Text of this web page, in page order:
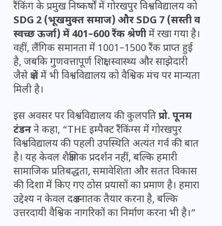
रैंकिंग के प्रमुख निष्कर्षों में गोरखपुर विश्वविद्यालय को
SDG 2 (भूखमुक्त समाज) और SDG 7 (सस्ती व
स्वच्छ ऊर्जा) में 401–600 रैंक श्रेणीमें रखा गया है।
वहीं, लैंगिक समानता में 1001–1500 रैंक प्राप्त हुई
है, जबकि गुणवत्तापूर्ण शिक्षा, स्वास्थ्य और साझेदारी
जैसे क्षेत्रों में भी विश्वविद्यालय को वैश्विक मंच पर मान्यता
मिली है।
इस अवसर पर विश्वविद्यालय की कुलपतिप्रो. पूनम
टंडनने कहा, “THE इम्पैक्ट रैंकिंग्स में गोरखपुर
विश्वविद्यालय की पहली उपस्थिति अत्यंत गर्व की बात
है। यह केवल शैक्षणिक प्रदर्शन नहीं, बल्कि हमारी
सामाजिक प्रतिबद्धता, समावेशिता और सतत विकास
की दिशा में किए गए ठोस प्रयासों का प्रमाण है। हमारा
उद्देश्य न केवल दक्ष स्नातक तैयार करना है, बल्कि
उत्तरदायी वैश्विक नागरिकों का निर्माण करना भी है।”